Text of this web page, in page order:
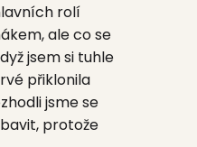
rolí
ale co se
jsem si tuhle
přiklonila
jsme se
protože